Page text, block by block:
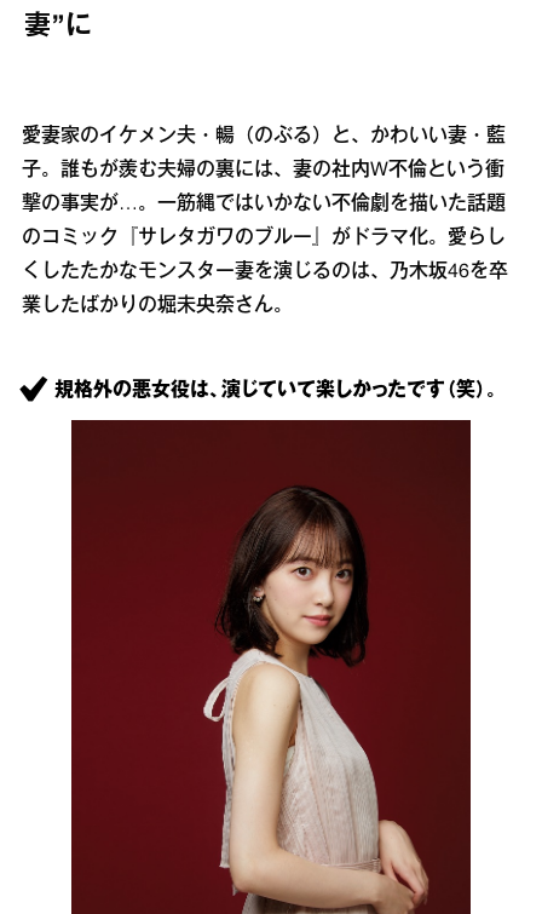
妻”に
愛妻家のイケメン夫・暢（のぶる）と、かわいい妻・藍
子。誰もが羨む夫婦の裏には、妻の社内W不倫という衝
撃の事実が…。一筋縄ではいかない不倫劇を描いた話題
のコミック『サレタガワのブルー』がドラマ化。愛らし
くしたたかなモンスター妻を演じるのは、乃木坂46を卒
業したばかりの堀未央奈さん。
規格外の悪女役は、演じていて楽しかったです（笑）。